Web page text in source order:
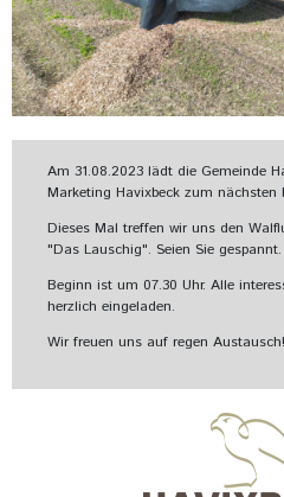
Am 31.08.2023 lädt die Gemeinde
Marketing Havixbeck zum nächsten
Dieses Mal treffen wir uns den
"Das Lauschig". Seien Sie gespannt.
Beginn ist um 07.30 Uhr. Alle
herzlich eingeladen.
Wir freuen uns auf regen Austausch!